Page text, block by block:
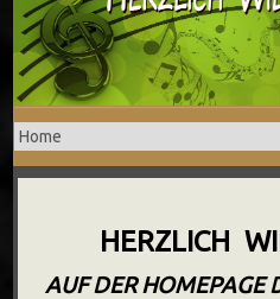
HERZLICH
AUF DER HOMEPAGE